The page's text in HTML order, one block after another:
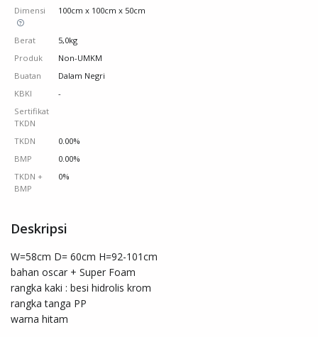
Dimensi
100cm x 100cm x 50cm
Berat
5,0kg
Produk
Non-UMKM
Buatan
Dalam Negri
KBKI
-
Sertifikat
TKDN
TKDN
0.00%
BMP
0.00%
TKDN +
BMP
0%
Deskripsi
W=58cm D= 60cm H=92-101cm
bahan oscar + Super Foam
rangka kaki : besi hidrolis krom
rangka tanga PP
warna hitam